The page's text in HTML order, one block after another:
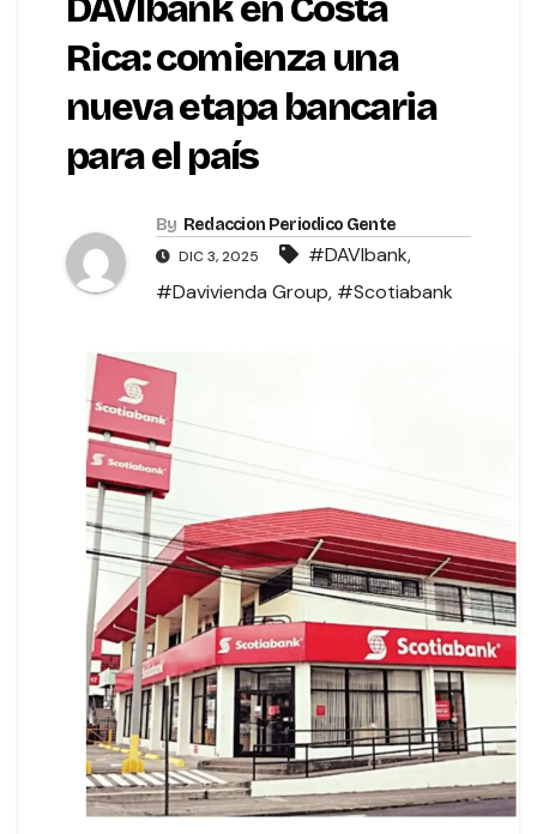
Rica: comienza una
nueva etapa bancaria
para el país
By Redaccion Periodico Gente
DIC 3, 2025 #DAVIbank,
#Davivienda Group, #Scotiabank